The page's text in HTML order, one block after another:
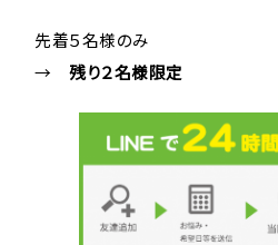
先着５名様のみ
→残り２名様限定